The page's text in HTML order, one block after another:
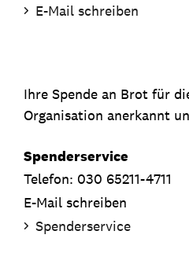
E-Mail schreiben
Ihre Spende an Brot für
Organisation anerkannt
Spenderservice
Telefon: 030 65211-4711
E-Mail schreiben
Spenderservice